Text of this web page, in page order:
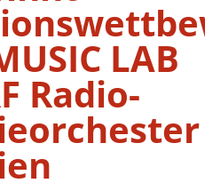
LAB
Radio-